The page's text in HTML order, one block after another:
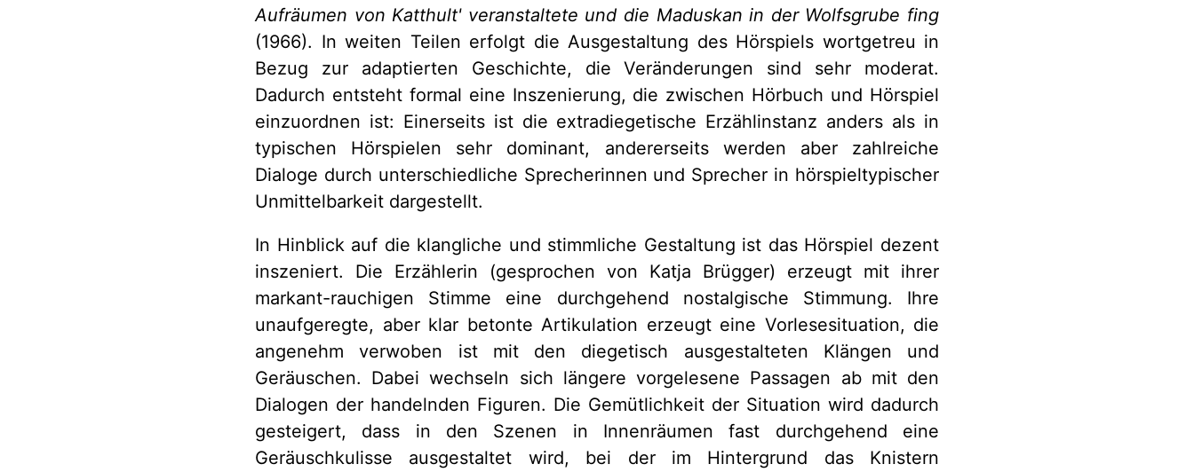
Aufräumen von Katthult' veranstaltete und die Maduskan in der Wolfsgrube fing
(1966). In weiten Teilen erfolgt die Ausgestaltung des Hörspiels wortgetreu in
Bezug zur adaptierten Geschichte, die Veränderungen sind sehr moderat.
Dadurch entsteht formal eine Inszenierung, die zwischen Hörbuch und Hörspiel
einzuordnen ist: Einerseits ist die extradiegetische Erzählinstanz anders als in
typischen Hörspielen sehr dominant, andererseits werden aber zahlreiche
Dialoge durch unterschiedliche Sprecherinnen und Sprecher in hörspieltypischer
Unmittelbarkeit dargestellt.
In Hinblick auf die klangliche und stimmliche Gestaltung ist das Hörspiel dezent
inszeniert. Die Erzählerin (gesprochen von Katja Brügger) erzeugt mit ihrer
markant-rauchigen Stimme eine durchgehend nostalgische Stimmung. Ihre
unaufgeregte, aber klar betonte Artikulation erzeugt eine Vorlesesituation, die
angenehm verwoben ist mit den diegetisch ausgestalteten Klängen und
Geräuschen. Dabei wechseln sich längere vorgelesene Passagen ab mit den
Dialogen der handelnden Figuren. Die Gemütlichkeit der Situation wird dadurch
gesteigert, dass in den Szenen in Innenräumen fast durchgehend eine
Geräuschkulisse ausgestaltet wird, bei der im Hintergrund das Knistern